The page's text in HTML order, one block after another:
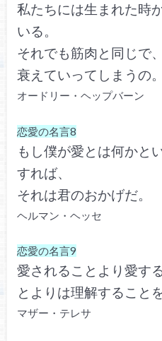
私たちには生まれた時
いる。
それでも筋肉と同じで
衰えていってしまうの。
オードリー・ヘップバーン
恋愛の名言8
もし僕が愛とは何かと
すれば、
それは君のおかげだ。
ヘルマン・ヘッセ
恋愛の名言9
愛されることより愛す
とよりは理解することを
マザー・テレサ